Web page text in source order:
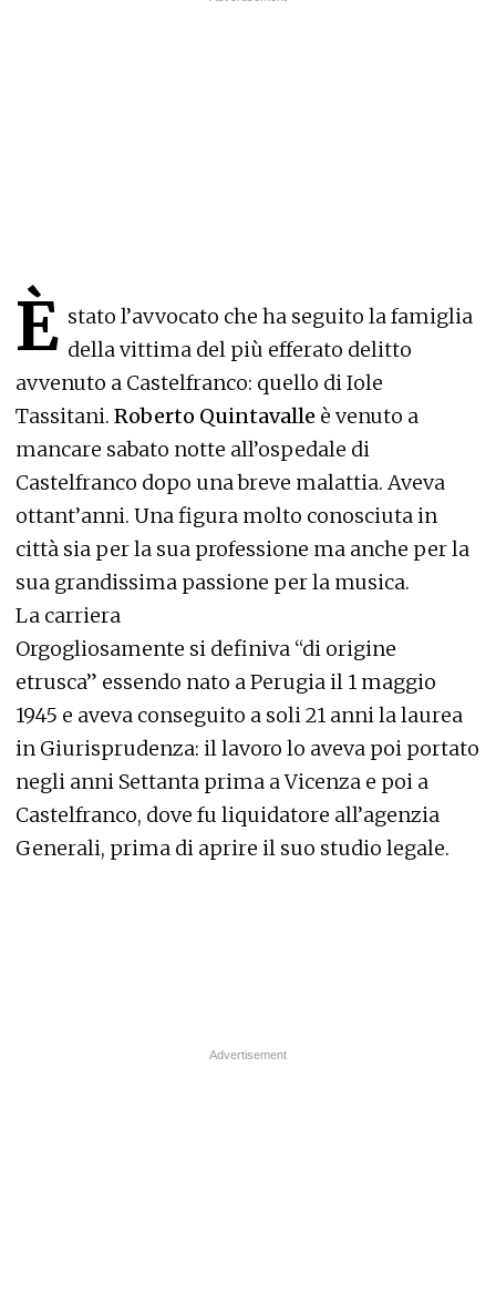
È stato l’avvocato che ha seguito la famiglia
della vittima del più efferato delitto
avvenuto a Castelfranco: quello di Iole
Tassitani. Roberto Quintavalle è venuto a
mancare sabato notte all’ospedale di
Castelfranco dopo una breve malattia. Aveva
ottant’anni. Una figura molto conosciuta in
città sia per la sua professione ma anche per la
sua grandissima passione per la musica.
La carriera
Orgogliosamente si definiva “di origine
etrusca” essendo nato a Perugia il 1 maggio
1945 e aveva conseguito a soli 21 anni la laurea
in Giurisprudenza: il lavoro lo aveva poi portato
negli anni Settanta prima a Vicenza e poi a
Castelfranco, dove fu liquidatore all’agenzia
Generali, prima di aprire il suo studio legale.